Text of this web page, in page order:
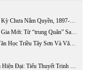
Jean Baptiste Ngô Đình Diệm (1897 - 1963): Thời Kỳ Chưa Nắm Quyền, 1897-1954 (phần 2)
Vũ Ngự Chiêu: Sự Hình Thành Phong Trào Quốc Gia Mới: Từ “trung Quân” Sang “ái Quốc”
Nguyễn Phạm Hùng: Về Tính Thống Nhất Giữa Văn Học Triều Tây Sơn Và Văn Học Triều Nguyễn
Nguyễn Nam Trân: Văn Học Đại Chúng Nhật Bản Hiện Đại: Tiểu Thuyết Trinh Thám Và Khoa Học Giả Tưởng